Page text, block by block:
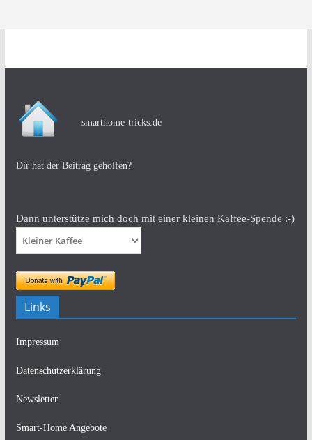
smarthome-tricks.de
Dir hat der Beitrag geholfen?
Dann unterstütze mich doch mit einer kleinen Kaffee-Spende :-)
Links
Impressum
Datenschutzerklärung
Newsletter
Smart-Home Angebote